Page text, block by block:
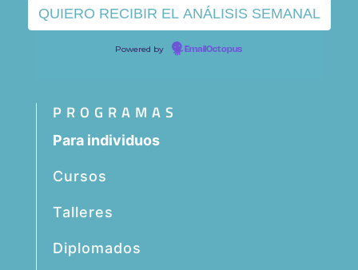
Powered by EmailOctopus
PROGRAMAS
Para individuos
Cursos
Talleres
Diplomados